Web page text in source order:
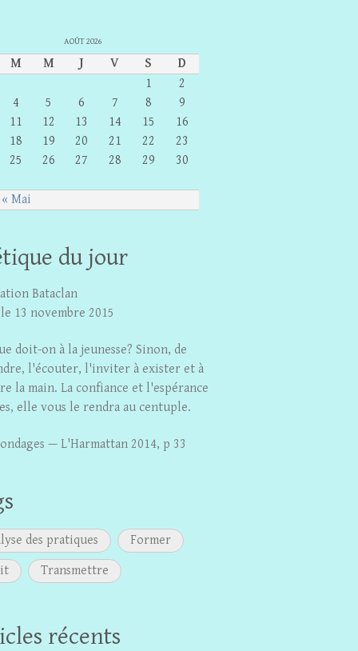
AOÛT 2026
M M J V S D
« Mai
1
2
4 5 6 7 8
9
11 12 13 14 15
16
18 19 20 21 22
23
25 26 27 28 29
30
du jour
Bataclan
13 novembre 2015
doit-on à la jeunesse? Sinon, de
l'écouter, l'inviter à exister et à
la main. La confiance et l'espérance
elle vous le rendra au centuple.
— L'Harmattan 2014, p 33
des pratiques
Former
Transmettre
récents